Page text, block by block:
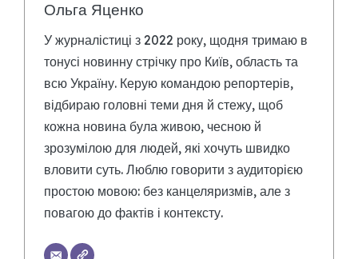
Ольга Яценко
У журналістиці з 2022 року, щодня тримаю в
тонусі новинну стрічку про Київ, область та
всю Україну. Керую командою репортерів,
відбираю головні теми дня й стежу, щоб
кожна новина була живою, чесною й
зрозумілою для людей, які хочуть швидко
вловити суть. Люблю говорити з аудиторією
простою мовою: без канцеляризмів, але з
повагою до фактів і контексту.